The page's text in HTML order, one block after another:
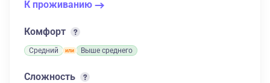
К проживанию
Комфорт
Средний Выше среднего
Сложность